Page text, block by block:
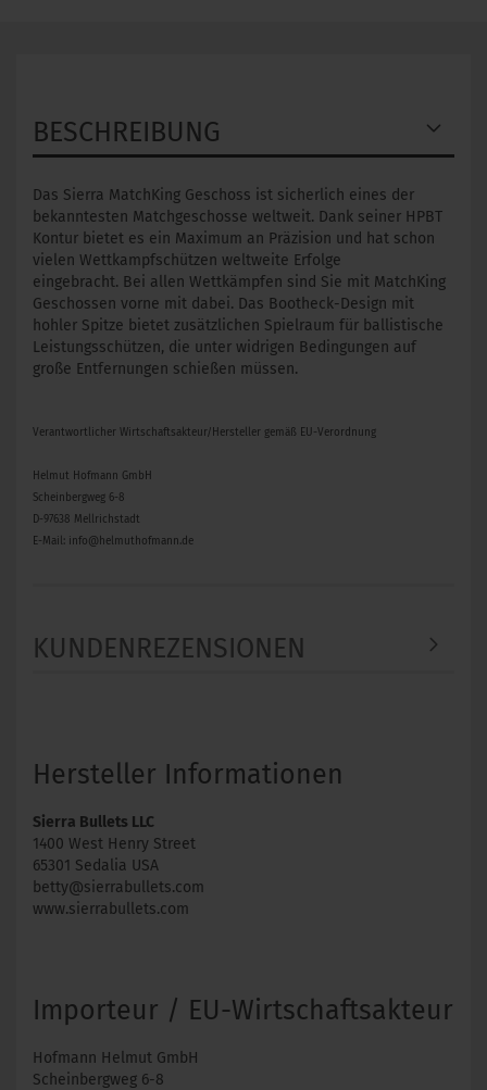
BESCHREIBUNG
Das Sierra MatchKing Geschoss ist sicherlich eines der
bekanntesten Matchgeschosse weltweit. Dank seiner HPBT
Kontur bietet es ein Maximum an Präzision und hat schon
vielen Wettkampfschützen weltweite Erfolge
eingebracht. Bei allen Wettkämpfen sind Sie mit MatchKing
Geschossen vorne mit dabei. Das Bootheck-Design mit
hohler Spitze bietet zusätzlichen Spielraum für ballistische
Leistungsschützen, die unter widrigen Bedingungen auf
große Entfernungen schießen müssen.
Verantwortlicher Wirtschaftsakteur/Hersteller gemäß EU-Verordnung
Helmut Hofmann GmbH
Scheinbergweg 6-8
D-97638 Mellrichstadt
E-Mail: info@helmuthofmann.de
KUNDENREZENSIONEN
Hersteller Informationen
Sierra Bullets LLC
1400 West Henry Street
65301 Sedalia USA
betty@sierrabullets.com
www.sierrabullets.com
Importeur / EU-Wirtschaftsakteur
Hofmann Helmut GmbH
Scheinbergweg 6-8